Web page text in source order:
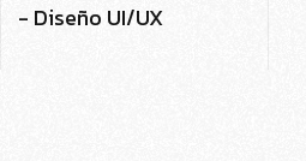
- Diseño UI/UX